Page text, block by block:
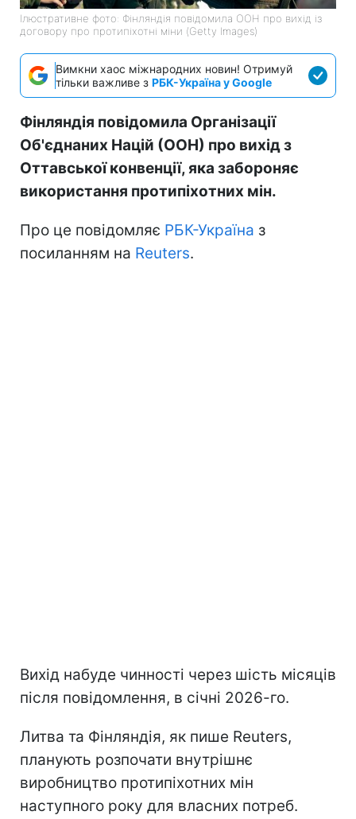
Ілюстративне фото: Фінляндія повідомила ООН про вихід із
договору про протипіхотні міни (Getty Images)
Вимкни хаос міжнародних новин! Отримуй
тільки важливе з РБК-Україна у Google
Фінляндія повідомила Організації
Об'єднаних Націй (ООН) про вихід з
Оттавської конвенції, яка забороняє
використання протипіхотних мін.
Про це повідомляє РБК-Україна з
посиланням на Reuters.
Вихід набуде чинності через шість місяців
після повідомлення, в січні 2026-го.
Литва та Фінляндія, як пише Reuters,
планують розпочати внутрішнє
виробництво протипіхотних мін
наступного року для власних потреб.